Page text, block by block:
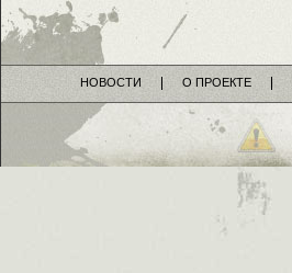
НОВОСТИ О ПРОЕКТЕ